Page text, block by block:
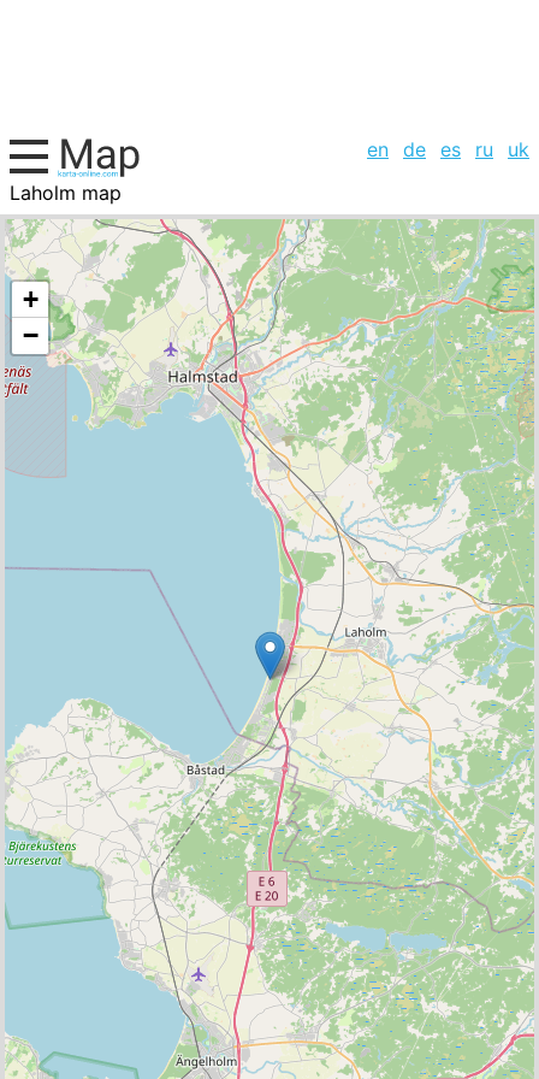
en de es ru
uk
Laholm map
Sweden, cities list
+
−